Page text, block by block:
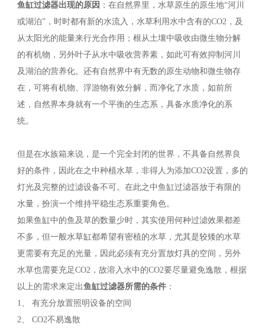
鱼缸过滤器出现的原因 ：在自然界里，水草原生的原生地“河川
或湖泊”，时时都有新的水流入，水草利用水中含有的CO2，及
从太阳光的能量来行光合作用；根从土壤中吸收由微生物分解
的有机物，另外叶子从水中吸收营养素，如此可有效抑制河川
及湖泊的营养化。还有自然界中有无数的原生动物和微生物存
在，可将有机物、浮游物有效分解，而净化了水质，如前所
述，自然界本身就有一个平衡的生态系，具备水质净化的系
统。
但是在水族箱来说，是一个完全封闭的世界，不具备自然界良
好的条件，因此在之中种植水草，非得人为添加CO2设置，多的
灯光及完整的过滤设备不可。在此之中鱼缸过滤器放于有限的
水量，扮演一个维持平稳生态系重要角色。
如果鱼缸中的鱼及草的数量少时，其实使用何种过滤效果都差
不多，但一般水草缸都希望有密植的水草，尤其是较矮的水草
更需要有充足的光量，因此必须有充分置放灯具的空间，另外
水草也需要充足CO2，故溶入水中的CO2要尽量避免逸散，根据
以上的需求来定出鱼缸过滤器所需的条件：
1、 有充分放置照明设备的空间
2、 CO2不易逸散